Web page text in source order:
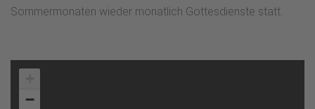
Sommermonaten wieder monatlich Gottesdienste statt.
−